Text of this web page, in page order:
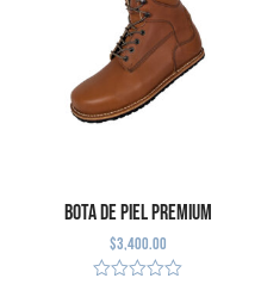
Bota de piel Premium
$3,400.00